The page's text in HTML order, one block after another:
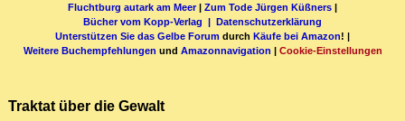
Fluchtburg autark am Meer| Zum Tode Jürgen Küßners |
Bücher vom Kopp-Verlag | Datenschutzerklärung
Unterstützen Sie das Gelbe Forum durch Käufe bei Amazon! |
Weitere Buchempfehlungen und Amazonnavigation | Cookie-Einstellungen
Traktat über die Gewalt